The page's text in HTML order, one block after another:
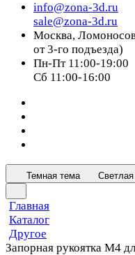
info@zona-3d.ru
sale@zona-3d.ru
Москва,
от 3-го подъезда)
Пн-Пт 11:00-19:00
Сб 11:00-16:00
Темная тема
Главная
Каталог
Другое
Запорная рукоятка М4